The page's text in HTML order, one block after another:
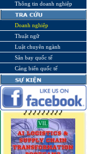
Thông tin doanh nghiệp
Doanh nghiệp
Thuật ngữ
Luật chuyên ngành
Sân bay quốc tế
Cảng biển quốc tế